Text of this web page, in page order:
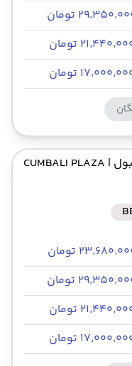
تومان
تومان
تومان
| CUMBALI PLAZA
تومان
تومان
تومان
تومان